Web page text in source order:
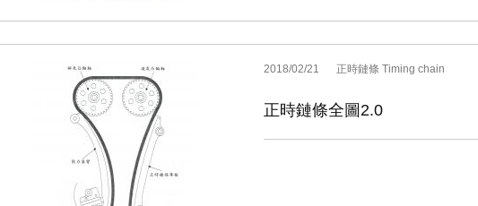
2018/02/21 正時鏈條 Timing chain
正時鏈條全圖2.0